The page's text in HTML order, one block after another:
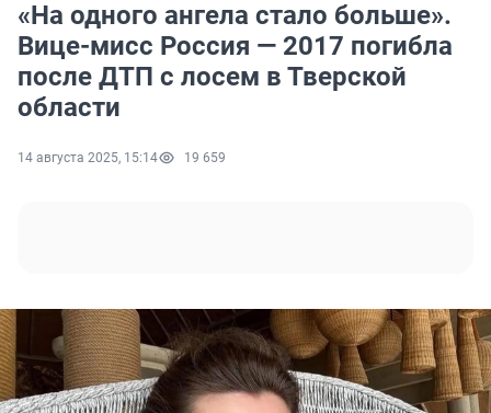
«На одного ангела стало больше».
Вице-мисс Россия — 2017 погибла
после ДТП с лосем в Тверской
области
14 августа 2025, 15:14 19 659